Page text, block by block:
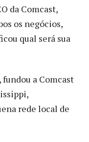
da Comcast,
os negócios,
qual será sua
a Comcast
rede local de